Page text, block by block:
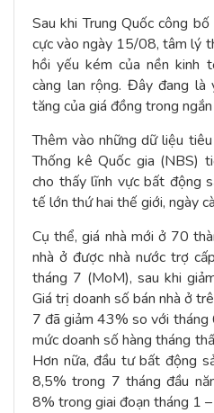
Sau khi Trung Quốc công
cực vào ngày 15/08, tâm lý
hồi yếu kém của nền kinh
càng lan rộng. Đây đang là
tăng của giá đồng trong ngắn
Thêm vào những dữ liệu
Thống kê Quốc gia (NBS)
cho thấy lĩnh vực bất động
tế lớn thứ hai thế giới, ngày
Cụ thể, giá nhà mới ở 70
nhà ở được nhà nước trợ
tháng 7 (MoM), sau khi
Giá trị doanh số bán nhà ở
7 đã giảm 43% so với
mức doanh số hàng tháng
Hơn nữa, đầu tư bất động
8,5% trong 7 tháng đầu
8% trong giai đoạn tháng 1